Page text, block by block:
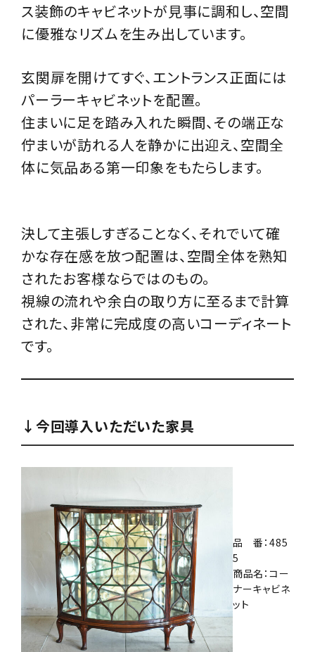
ス装飾のキャビネットが見事に調和し、空間
に優雅なリズムを生み出しています。
玄関扉を開けてすぐ、エントランス正面には
パーラーキャビネットを配置。
住まいに足を踏み入れた瞬間、その端正な
佇まいが訪れる人を静かに出迎え、空間全
体に気品ある第一印象をもたらします。
決して主張しすぎることなく、それでいて確
かな存在感を放つ配置は、空間全体を熟知
されたお客様ならではのもの。
視線の流れや余白の取り方に至るまで計算
された、非常に完成度の高いコーディネート
です。
↓今回導入いただいた家具
品 番：485
5
商品名：コー
ナーキャビネ
ット